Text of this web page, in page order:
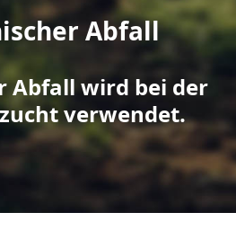
Abfall
Abfall wird bei der
verwendet.